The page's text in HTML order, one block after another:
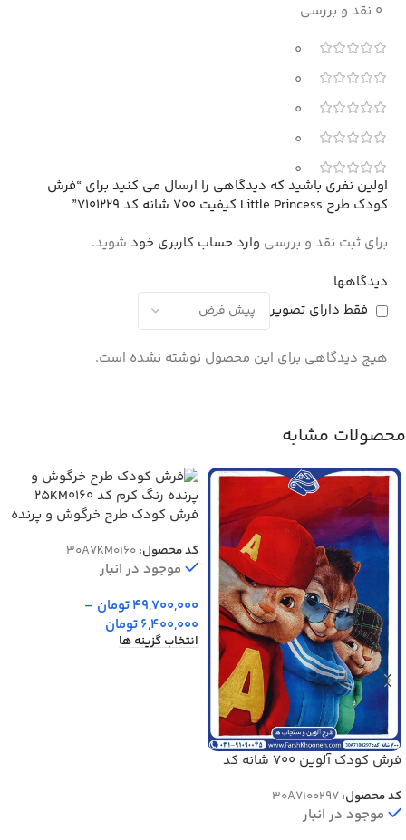
0 نقد و بررسی
0
0
0
0
0
دیدگاهها
فقط دارای تصویر
هیچ دیدگاهی برای این محصول نوشته نشده است.
اولین نفری باشید که دیدگاهی را ارسال می کنید برای “فرش
کودک طرح Little Princess کیفیت 700 شانه کد 7101229”
برای ثبت نقد و بررسی وارد حساب کاربری خود شوید.
محصولات مشابه
فرش کودک آلوین 700 شانه کد
کد محصول:30A7100297
موجود در انبار
فرش کودک طرح خرگوش و پرنده
کد محصول:30A7KM0160
موجود در انبار
49,700,000تومان –
6,400,000تومان
انتخاب گزینه ها